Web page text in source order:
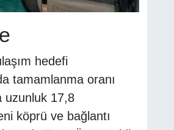
hedefi
tamamlanma oranı
uzunluk 17,8
köprü ve bağlantı